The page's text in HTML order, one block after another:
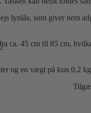
lynlås, som giver nem
ca. 45 cm til 85 cm,
og en vægt på kun 0,2